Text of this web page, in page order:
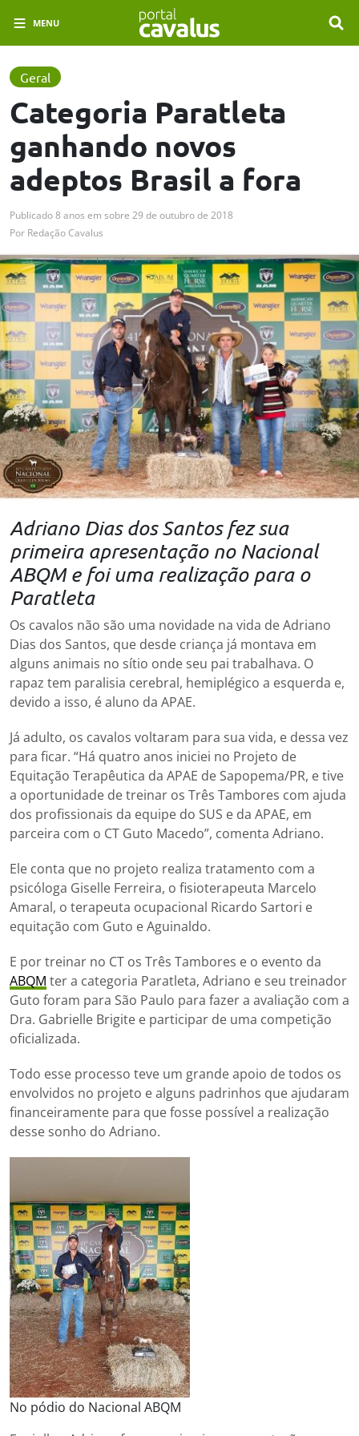
MENU
Geral
Categoria Paratleta
ganhando novos
adeptos Brasil a fora
Publicado8 anos em sobre 29 de outubro de 2018
Por Redação Cavalus
Adriano Dias dos Santos fez sua
primeira apresentação no Nacional
ABQM e foi uma realização para o
Paratleta
Os cavalos não são uma novidade na vida de Adriano
Dias dos Santos, que desde criança já montava em
alguns animais no sítio onde seu pai trabalhava. O
rapaz tem paralisia cerebral, hemiplégico a esquerda e,
devido a isso, é aluno da APAE.
Já adulto, os cavalos voltaram para sua vida, e dessa vez
para ficar. “Há quatro anos iniciei no Projeto de
Equitação Terapêutica da APAE de Sapopema/PR, e tive
a oportunidade de treinar os Três Tambores com ajuda
dos profissionais da equipe do SUS e da APAE, em
parceira com o CT Guto Macedo”, comenta Adriano.
Ele conta que no projeto realiza tratamento com a
psicóloga Giselle Ferreira, o fisioterapeuta Marcelo
Amaral, o terapeuta ocupacional Ricardo Sartori e
equitação com Guto e Aguinaldo.
E por treinar no CT os Três Tambores e o evento da
ABQM ter a categoria Paratleta, Adriano e seu treinador
Guto foram para São Paulo para fazer a avaliação com a
Dra. Gabrielle Brigite e participar de uma competição
oficializada.
Todo esse processo teve um grande apoio de todos os
envolvidos no projeto e alguns padrinhos que ajudaram
financeiramente para que fosse possível a realização
desse sonho do Adriano.
No pódio do Nacional ABQM